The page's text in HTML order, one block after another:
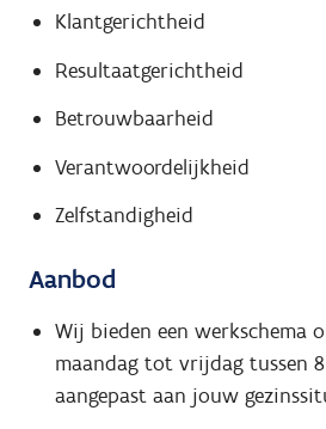
Klantgerichtheid
Resultaatgerichtheid
Betrouwbaarheid
Verantwoordelijkheid
Zelfstandigheid
Aanbod
Wij bieden een werkschema
maandag tot vrijdag tussen 8
aangepast aan jouw